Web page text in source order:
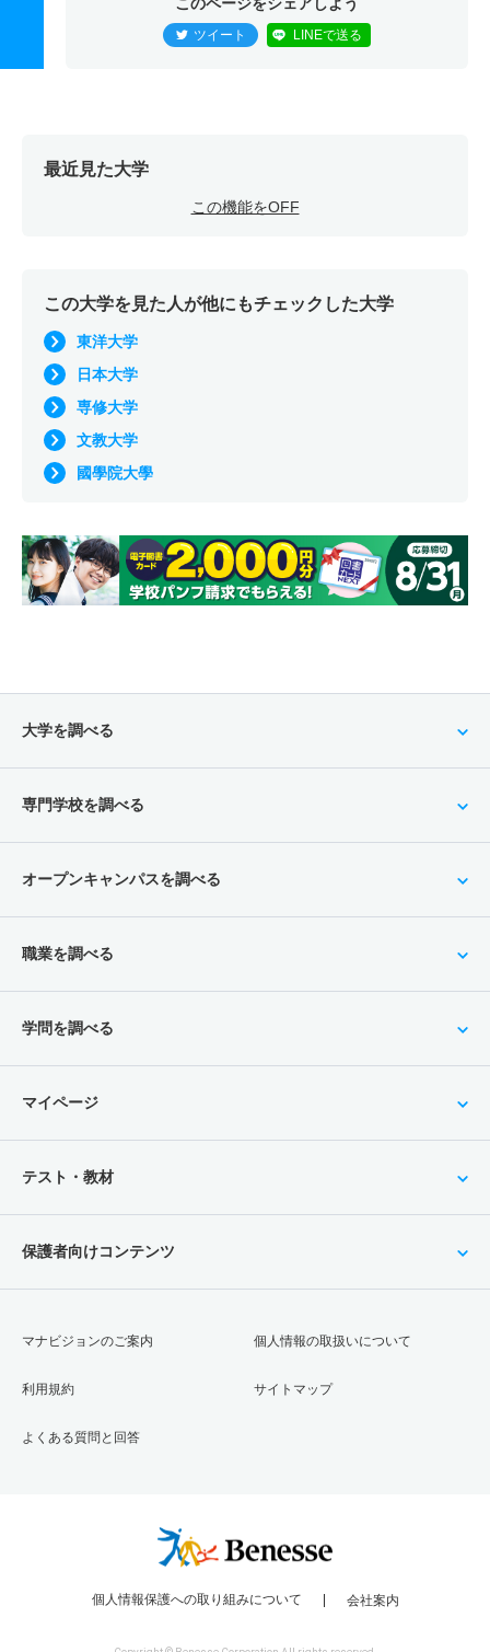
ツイート LINEで送る
最近見た大学
この機能をOFF
この大学を見た人が他にもチェックした大学
東洋大学
日本大学
専修大学
文教大学
國學院大學
大学を調べる
専門学校を調べる
オープンキャンパスを調べる
職業を調べる
学問を調べる
マイページ
テスト・教材
保護者向けコンテンツ
マナビジョンのご案内
利用規約
よくある質問と回答
個人情報の取扱いについて
サイトマップ
個人情報保護への取り組みについて 会社案内